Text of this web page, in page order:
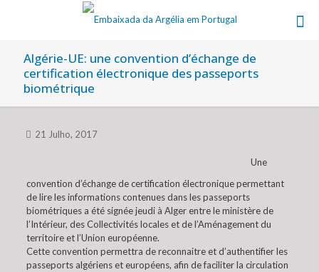
Algérie-UE: une convention d’échange de
certification électronique des passeports
biométrique
21 Julho, 2017
Une
convention d’échange de certification électronique permettant
de lire les informations contenues dans les passeports
biométriques a été signée jeudi à Alger entre le ministère de
l’Intérieur, des Collectivités locales et de l’Aménagement du
territoire et l’Union européenne.
Cette convention permettra de reconnaitre et d’authentifier les
passeports algériens et européens, afin de faciliter la circulation